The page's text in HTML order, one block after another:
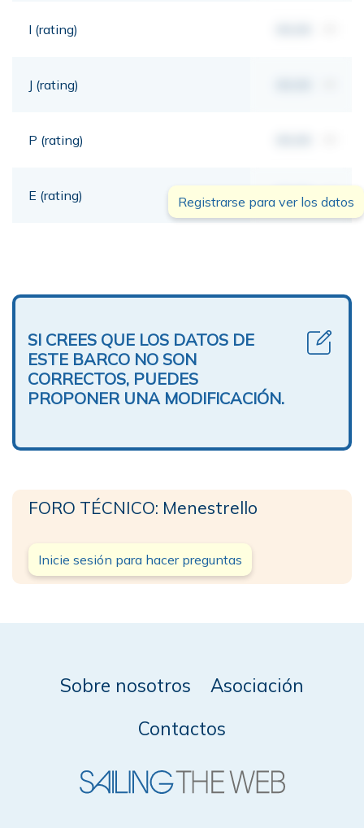
I (rating)
J (rating)
P (rating)
E (rating) 00,00 mt
Registrarse para ver los datos
SI CREES QUE LOS DATOS DE
ESTE BARCO NO SON
CORRECTOS, PUEDES
PROPONER UNA MODIFICACIÓN.
FORO TÉCNICO: Menestrello
Inicie sesión para hacer preguntas
Sobre nosotros
Asociación
Contactos